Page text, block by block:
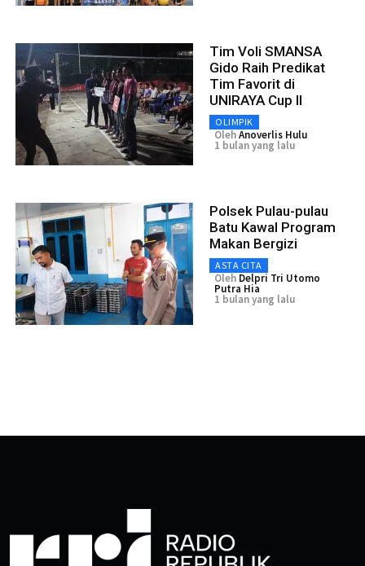
Tim Voli SMANSA
Gido Raih Predikat
Tim Favorit di
UNIRAYA Cup II
OLIMPIK
OlehAnoverlis Hulu
1 bulan yang lalu
Polsek Pulau-pulau
Batu Kawal Program
Makan Bergizi
ASTA CITA
Oleh Delpri Tri Utomo
Putra Hia
1 bulan yang lalu